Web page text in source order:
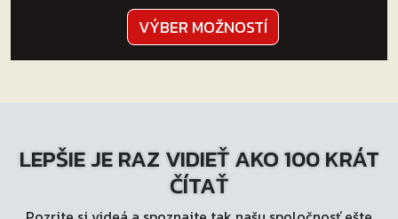
VÝBER MOŽNOSTÍ
produkt
má
si
môžete
LEPŠIE JE RAZ VIDIEŤ AKO 100 KRÁT
ČÍTAŤ